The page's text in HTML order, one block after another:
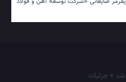
+ جزئیات